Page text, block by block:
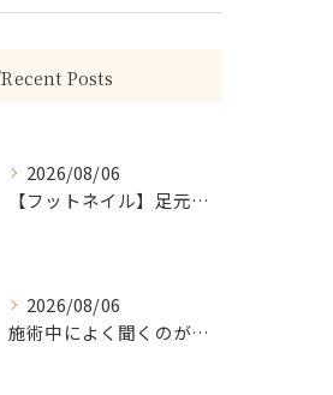
Recent Posts
2026/08/06
【フットネイル】足元がパッと映える！ホワイトワンカラーネイル
2026/08/06
施術中によく聞くのが…